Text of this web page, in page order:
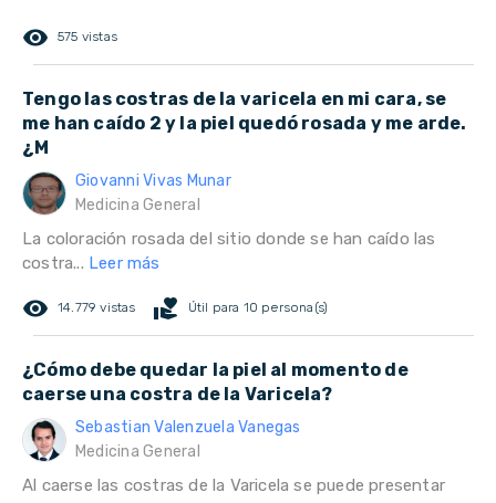
remove_red_eye 575 vistas
Tengo las costras de la varicela en mi cara, se
me han caído 2 y la piel quedó rosada y me arde.
¿M
Giovanni Vivas Munar
Medicina General
La coloración rosada del sitio donde se han caído las
costra... Leer más
remove_red_eye 14.779 vistas volunteer_activism Útil para 10 persona(s)
¿Cómo debe quedar la piel al momento de
caerse una costra de la Varicela?
Sebastian Valenzuela Vanegas
Medicina General
Al caerse las costras de la Varicela se puede presentar